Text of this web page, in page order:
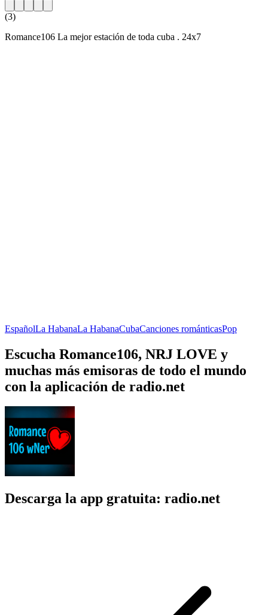
(3)
Romance106 La mejor estación de toda cuba . 24x7
EspañolLa HabanaLa HabanaCubaCanciones románticasPop
Escucha Romance106, NRJ LOVE y
muchas más emisoras de todo el mundo
con la aplicación de radio.net
Descarga la app gratuita: radio.net